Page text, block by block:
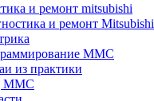
и ремонт mitsubishi
и ремонт Mitsubishi
MMC
из практики